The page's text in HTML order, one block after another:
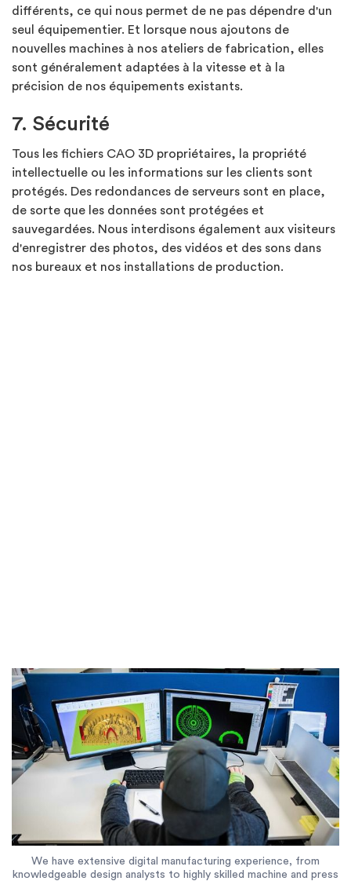
différents, ce qui nous permet de ne pas dépendre d'un
seul équipementier. Et lorsque nous ajoutons de
nouvelles machines à nos ateliers de fabrication, elles
sont généralement adaptées à la vitesse et à la
précision de nos équipements existants.
7. Sécurité
Tous les fichiers CAO 3D propriétaires, la propriété
intellectuelle ou les informations sur les clients sont
protégés. Des redondances de serveurs sont en place,
de sorte que les données sont protégées et
sauvegardées. Nous interdisons également aux visiteurs
d'enregistrer des photos, des vidéos et des sons dans
nos bureaux et nos installations de production.
We have extensive digital manufacturing experience, from
knowledgeable design analysts to highly skilled machine and press